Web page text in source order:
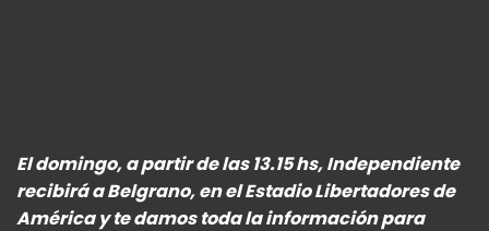
El domingo, a partir de las 13.15 hs, Independiente
recibirá a Belgrano, en el Estadio Libertadores de
América y te damos toda la información para